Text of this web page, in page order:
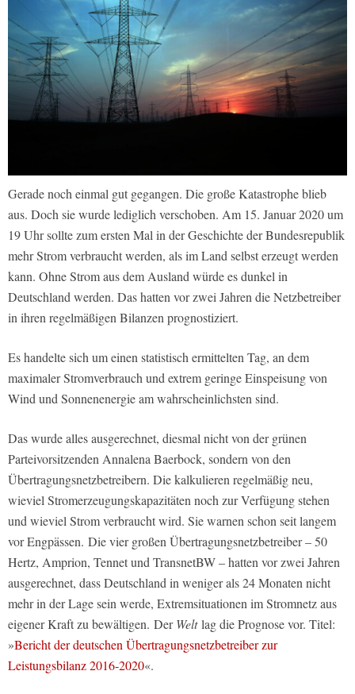
Gerade noch einmal gut gegangen. Die große Katastrophe blieb
aus. Doch sie wurde lediglich verschoben. Am 15. Januar 2020 um
19 Uhr sollte zum ersten Mal in der Geschichte der Bundesrepublik
mehr Strom verbraucht werden, als im Land selbst erzeugt werden
kann. Ohne Strom aus dem Ausland würde es dunkel in
Deutschland werden. Das hatten vor zwei Jahren die Netzbetreiber
in ihren regelmäßigen Bilanzen prognostiziert.
Es handelte sich um einen statistisch ermittelten Tag, an dem
maximaler Stromverbrauch und extrem geringe Einspeisung von
Wind und Sonnenenergie am wahrscheinlichsten sind.
Das wurde alles ausgerechnet, diesmal nicht von der grünen
Parteivorsitzenden Annalena Baerbock, sondern von den
Übertragungsnetzbetreibern. Die kalkulieren regelmäßig neu,
wieviel Stromerzeugungskapazitäten noch zur Verfügung stehen
und wieviel Strom verbraucht wird. Sie warnen schon seit langem
vor Engpässen. Die vier großen Übertragungsnetzbetreiber – 50
Hertz, Amprion, Tennet und TransnetBW – hatten vor zwei Jahren
ausgerechnet, dass Deutschland in weniger als 24 Monaten nicht
mehr in der Lage sein werde, Extremsituationen im Stromnetz aus
eigener Kraft zu bewältigen. DerWeltlag die Prognose vor. Titel:
»Bericht der deutschen Übertragungsnetzbetreiber zur
Leistungsbilanz 2016-2020«.